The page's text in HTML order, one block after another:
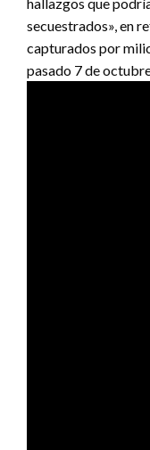
secuestrados», en
capturados por
pasado 7 de